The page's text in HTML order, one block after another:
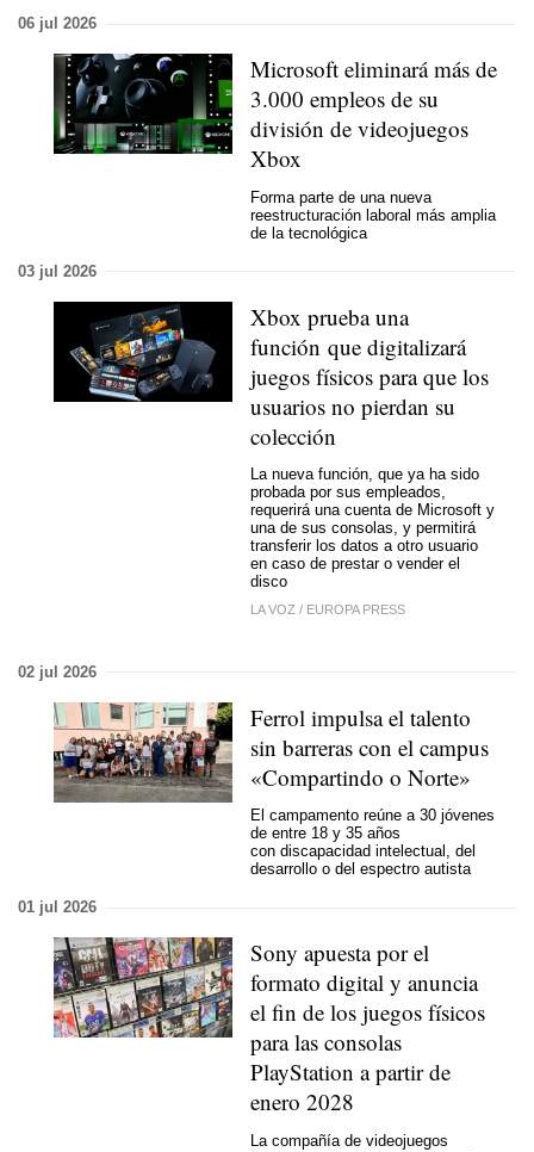
06 jul 2026
Microsoft eliminará más de
3.000 empleos de su
división de videojuegos
Xbox
Forma parte de una nueva
reestructuración laboral más amplia
de la tecnológica
03 jul 2026
Xbox prueba una
función que digitalizará
juegos físicos para que los
usuarios no pierdan su
colección
La nueva función, que ya ha sido
probada por sus empleados,
requerirá una cuenta de Microsoft y
una de sus consolas, y permitirá
transferir los datos a otro usuario
en caso de prestar o vender el
disco
LA VOZ / EUROPA PRESS
02 jul 2026
Ferrol impulsa el talento
sin barreras con el campus
«Compartindo o Norte»
El campamento reúne a 30 jóvenes
de entre 18 y 35 años
con discapacidad intelectual, del
desarrollo o del espectro autista
01 jul 2026
Sony apuesta por el
formato digital y anuncia
el fin de los juegos físicos
para las consolas
PlayStation a partir de
enero 2028
La compañía de videojuegos